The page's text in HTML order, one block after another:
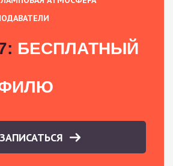
БЕСПЛАТНЫЙ
ЗАПИСАТЬСЯ